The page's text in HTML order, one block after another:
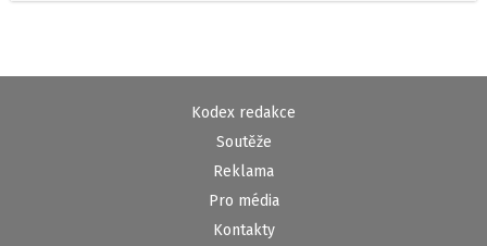
Kodex redakce
Soutěže
Reklama
Pro média
Kontakty